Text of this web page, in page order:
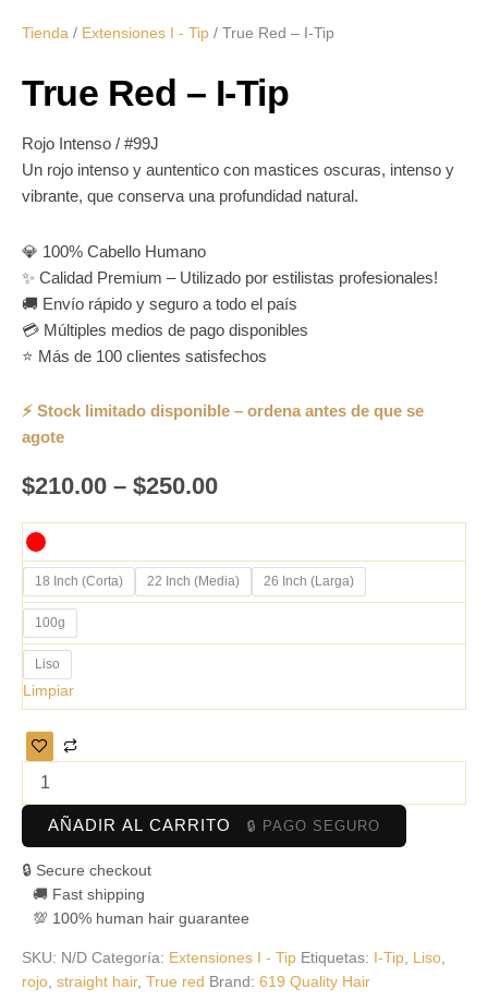
Tienda / Extensiones I - Tip / True Red – I-Tip
True Red – I-Tip
Rojo Intenso / #99J
Un rojo intenso y auntentico con mastices oscuras, intenso y
vibrante, que conserva una profundidad natural.
💎 100% Cabello Humano
✨ Calidad Premium – Utilizado por estilistas profesionales!
🚚 Envío rápido y seguro a todo el país
💳 Múltiples medios de pago disponibles
⭐ Más de 100 clientes satisfechos
$210.00 – $250.00
18 Inch (Corta) 22 Inch (Media) 26 Inch (Larga)
100g
Liso
Limpiar
AÑADIR AL CARRITO
🔒 Secure checkout
🚚 Fast shipping
💯 100% human hair guarantee
SKU: N/D Categoría: Extensiones I - Tip Etiquetas: I-Tip, Liso,
rojo, straight hair, True red Brand: 619 Quality Hair